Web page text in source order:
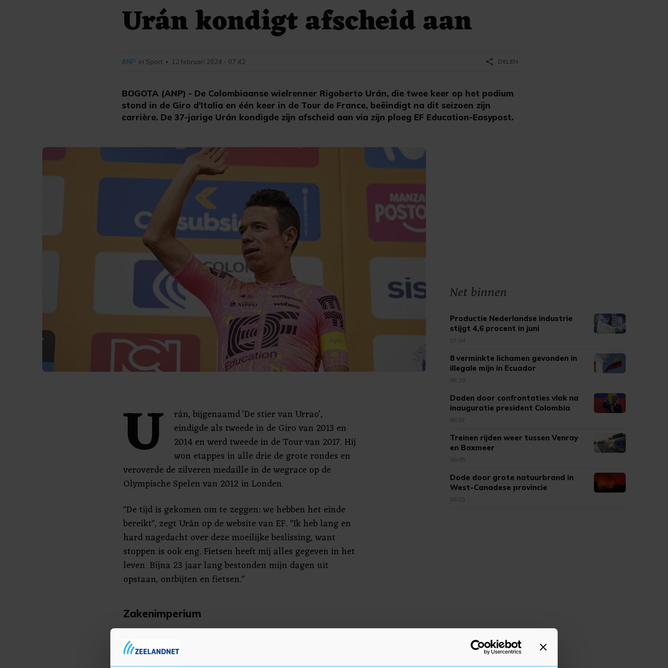
Urán kondigt afscheid aan
BOGOTA (ANP) - De Colombiaanse wielrenner Rigoberto Urán, die twee keer op het podium
stond in de Giro d'Italia en één keer in de Tour de France, beëindigt na dit seizoen zijn
carrière. De 37-jarige Urán kondigde zijn afscheid aan via zijn ploeg EF Education-Easypost.
ANP in Sport • 12 februari 2024 - 07:42 share DELEN
U
rán, bijgenaamd 'De stier van Urrao',
eindigde als tweede in de Giro van 2013 en
2014 en werd tweede in de Tour van 2017. Hij
won etappes in alle drie de grote rondes en
veroverde de zilveren medaille in de wegrace op de
Olympische Spelen van 2012 in Londen.
"De tijd is gekomen om te zeggen: we hebben het einde
bereikt", zegt Urán op de website van EF. "Ik heb lang en
hard nagedacht over deze moeilijke beslissing, want
stoppen is ook eng. Fietsen heeft mij alles gegeven in het
leven. Bijna 23 jaar lang bestonden mijn dagen uit
opstaan, ontbijten en fietsen."
Zakenimperium
Urán kende een moeilijke jeugd. Zijn vader, die hem had
laten kennismaken met de wielersport, werd vermoord
Net binnen
Productie Nederlandse industrie
stijgt 4,6 procent in juni
07:04
8 verminkte lichamen gevonden in
illegale mijn in Ecuador
06:39
Doden door confrontaties vlak na
inauguratie president Colombia
06:07
Treinen rijden weer tussen Venray
en Boxmeer
06:05
Dode door grote natuurbrand in
West-Canadese provincie
06:03